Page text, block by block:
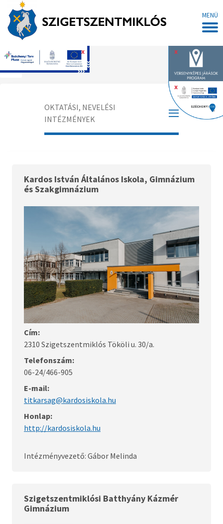
MENÜ
x
x
x
Főoldal
OKTATÁSI, NEVELÉSI
INTÉZMÉNYEK
Általános Iskolák
Bölcsődék
Középiskolák
Pedagógiai Szakszolgálat
Szigetszentmiklósi Tankerületi Központ
Kardos István Általános Iskola, Gimnázium
és Szakgimnázium
Cím:
2310 Szigetszentmiklós Tököli u. 30/a.
Telefonszám:
06-24/466-905
E-mail:
titkarsag@kardosiskola.hu
Honlap:
http://kardosiskola.hu
Intézményvezető: Gábor Melinda
Szigetszentmiklósi Batthyány Kázmér
Gimnázium